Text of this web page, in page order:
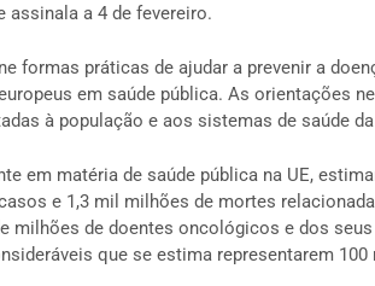
assinala a 4 de fevereiro.
formas práticas de ajudar a prevenir a
em saúde pública. As orientações
à população e aos sistemas de saúde da
em matéria de saúde pública na UE,
e 1,3 mil milhões de mortes
milhões de doentes oncológicos e dos
que se estima representarem